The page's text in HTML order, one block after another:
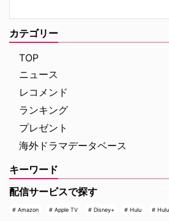
ト・シンボル」「インフェルノ」
「オリジン」「シークレット・オ
ブ・シークレッツ」と2025年に6
作が出版され …
ドラ
を、
ーチ
カテゴリー
TOP
ニュース
レコメンド
ランキング
プレゼント
海外ドラマデータベース
キーワード
配信サービスで探す
Amazon Apple TV Disney+ Hulu